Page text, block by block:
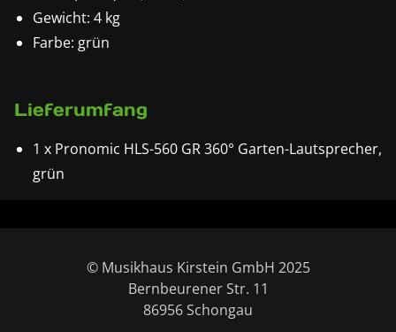
Gewicht: 4 kg
Farbe: grün
Lieferumfang
1 x Pronomic HLS-560 GR 360° Garten-Lautsprecher,
grün
© Musikhaus Kirstein GmbH 2025
Bernbeurener Str. 11
86956 Schongau